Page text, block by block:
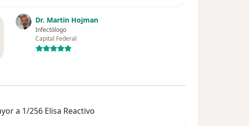
Dr. Martin Hojman
Infectólogo
Capital Federal
a 1/256 Elisa Reactivo